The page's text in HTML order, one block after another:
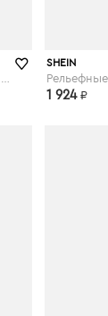
SHEIN
1 924 ₽